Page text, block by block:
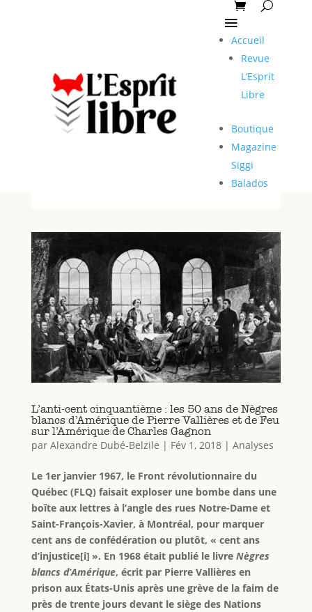
Accueil
Revue
L’Esprit
Libre
Boutique
Magazine
Siggi
Balados
L’anti-cent cinquantième : les 50 ans de Nègres
blancs d’Amérique de Pierre Vallières et de Feu
sur l’Amérique de Charles Gagnon
par Alexandre Dubé-Belzile | Fév 1, 2018| Analyses
Le 1er janvier 1967, le Front révolutionnaire du
Québec (FLQ) faisait exploser une bombe dans une
boîte aux lettres à l’angle des rues Notre-Dame et
Saint-François-Xavier, à Montréal, pour marquer
cent ans de confédération ou plutôt, « cent ans
d’injustice[i] ». En 1968 était publié le livreNègres
blancs d’Amérique, écrit par Pierre Vallières en
prison aux États-Unis après une grève de la faim de
près de trente jours devant le siège des Nations